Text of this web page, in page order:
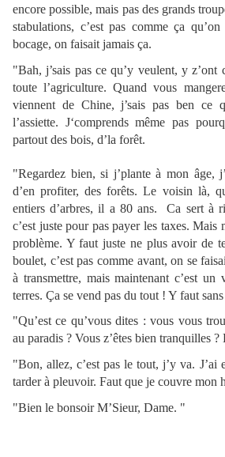
encore possible, mais pas des grands
stabulations, c’est pas comme ça
bocage, on faisait jamais ça.
"Bah, j’sais pas ce qu’y veulent, y z’ont
toute l’agriculture. Quand vous
viennent de Chine, j’sais pas ben ce
l’assiette. J‘comprends même pas
partout des bois, d’la forêt.
"Regardez bien, si j’plante à mon âge,
d’en profiter, des forêts. Le voisin là,
entiers d’arbres, il a 80 ans. Ca sert à
c’est juste pour pas payer les taxes. Mais
problème. Y faut juste ne plus avoir de
boulet, c’est pas comme avant, on se
à transmettre, mais maintenant c’est un
terres. Ça se vend pas du tout ! Y faut sans
"Qu’est ce qu’vous dites : vous vous
au paradis ? Vous z’êtes bien tranquilles ?
"Bon, allez, c’est pas le tout, j’y va. J’ai
tarder à pleuvoir. Faut que je couvre mon
"Bien le bonsoir M’Sieur, Dame. "